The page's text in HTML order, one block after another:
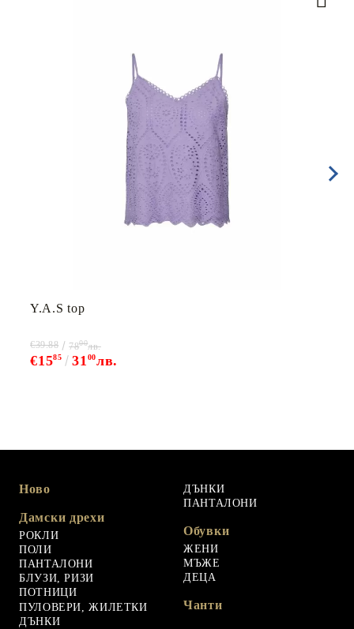
Y.A.S top
€1585 31 00лв.
€39.88 7800лв.
Ново
Дамски дрехи
РОКЛИ
ПОЛИ
ПАНТАЛОНИ
БЛУЗИ, РИЗИ
ПОТНИЦИ
ПУЛОВЕРИ, ЖИЛЕТКИ
ДЪНКИ
ДЪНКИ
ПАНТАЛОНИ
Обувки
ЖЕНИ
МЪЖЕ
ДЕЦА
Чанти